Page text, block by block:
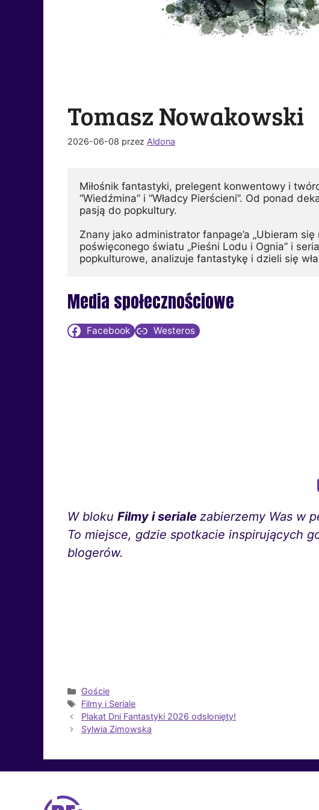
Tomasz Nowakowski
2026-06-08 przez Aldona
Miłośnik fantastyki, prelegent konwentowy i
“Wiedźmina” i “Władcy Pierścieni”. Od ponad
pasją do popkultury.
Znany jako administrator fanpage’a „Ubieram
poświęconego światu „Pieśni Lodu i Ognia” i
popkulturowe, analizuje fantastykę i dzieli się
Media społecznościowe
Facebook Westeros
W bloku Filmy i seriale zabierzemy Was w
To miejsce, gdzie spotkacie inspirujących
blogerów.
Kategorie
Goście
Tagi
Filmy i Seriale
Plakat Dni Fantastyki 2026 odsłonięty!
Sylwia Zimowska